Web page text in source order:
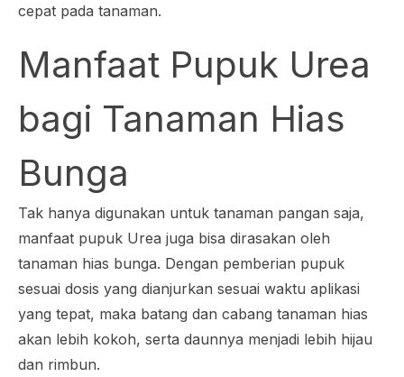
cepat pada tanaman.
Manfaat Pupuk Urea
bagi Tanaman Hias
Bunga
Tak hanya digunakan untuk tanaman pangan saja,
manfaat pupuk Urea juga bisa dirasakan oleh
tanaman hias bunga. Dengan pemberian pupuk
sesuai dosis yang dianjurkan sesuai waktu aplikasi
yang tepat, maka batang dan cabang tanaman hias
akan lebih kokoh, serta daunnya menjadi lebih hijau
dan rimbun.